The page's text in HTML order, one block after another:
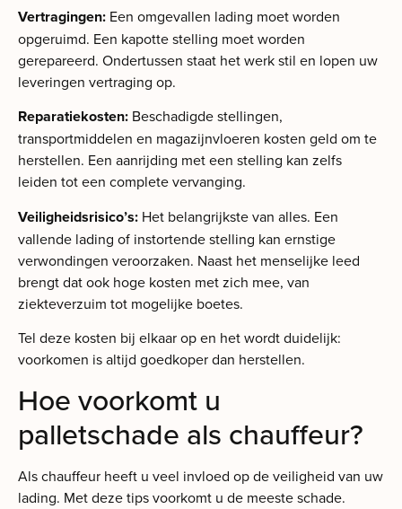
Vertragingen: Een omgevallen lading moet worden
opgeruimd. Een kapotte stelling moet worden
gerepareerd. Ondertussen staat het werk stil en lopen uw
leveringen vertraging op.
Reparatiekosten: Beschadigde stellingen,
transportmiddelen en magazijnvloeren kosten geld om te
herstellen. Een aanrijding met een stelling kan zelfs
leiden tot een complete vervanging.
Veiligheidsrisico’s: Het belangrijkste van alles. Een
vallende lading of instortende stelling kan ernstige
verwondingen veroorzaken. Naast het menselijke leed
brengt dat ook hoge kosten met zich mee, van
ziekteverzuim tot mogelijke boetes.
Tel deze kosten bij elkaar op en het wordt duidelijk:
voorkomen is altijd goedkoper dan herstellen.
Hoe voorkomt u
palletschade als chauffeur?
Als chauffeur heeft u veel invloed op de veiligheid van uw
lading. Met deze tips voorkomt u de meeste schade.